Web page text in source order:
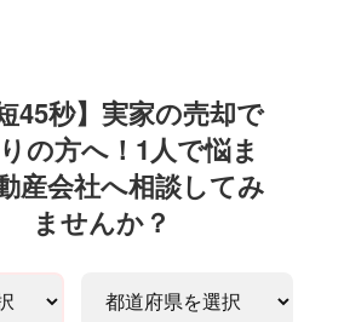
45秒】実家の売却で
の方へ！1人で悩ま
産会社へ相談してみ
ませんか？